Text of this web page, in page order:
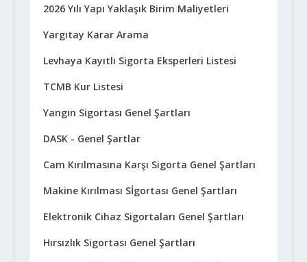
2026 Yılı Yapı Yaklaşık Birim Maliyetleri
Yargıtay Karar Arama
Levhaya Kayıtlı Sigorta Eksperleri Listesi
TCMB Kur Listesi
Yangın Sigortası Genel Şartları
DASK - Genel Şartlar
Cam Kırılmasına Karşı Sigorta Genel Şartları
Makine Kırılması Sİgortası Genel Şartları
Elektronik Cihaz Sigortaları Genel Şartları
Hırsızlık Sigortası Genel Şartları